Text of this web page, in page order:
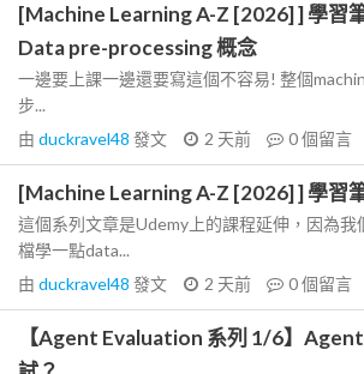
[Machine Learning A-Z [2026] ] 學習
Data pre-processing 概念
一邊要上課一邊還要寫這個不容易! 整個
步...
由 duckravel48 發文 2 天前 0個留言
[Machine Learning A-Z [2026] ] 學習
這個系列文章是Udemy上的課程延伸，因為我
檔學一點data...
由 duckravel48 發文 2 天前 0個留言
【Agent Evaluation 系列 1/6】